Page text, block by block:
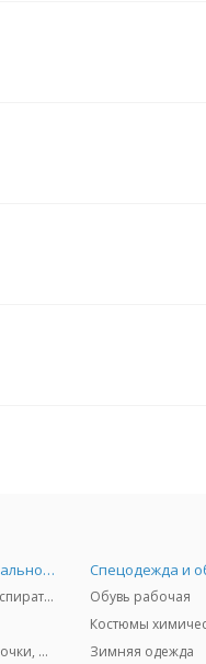
Средства индивидуальной защиты
Защита дыхания - респираторы, противогазы, фильтры, дозиметры
Защита глаз и лица - очки, щитки
Спецодежда и
Обувь рабочая
Костюмы
Зимняя одежда